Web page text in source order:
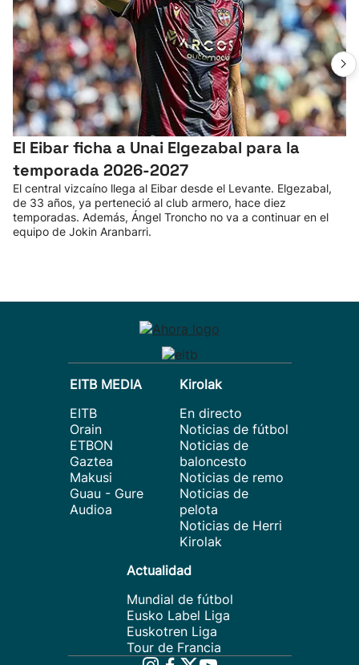
El Eibar ficha a Unai Elgezabal para la
temporada 2026-2027
El central vizcaíno llega al Eibar desde el Levante. Elgezabal,
de 33 años, ya perteneció al club armero, hace diez
temporadas. Además, Ángel Troncho no va a continuar en el
equipo de Jokin Aranbarri.
EITB MEDIA
EITB
Orain
ETBON
Gaztea
Makusi
Guau - Gure
Audioa
Kirolak
En directo
Noticias de fútbol
Noticias de
baloncesto
Noticias de remo
Noticias de
pelota
Noticias de Herri
Kirolak
Actualidad
Mundial de fútbol
Eusko Label Liga
Euskotren Liga
Tour de Francia